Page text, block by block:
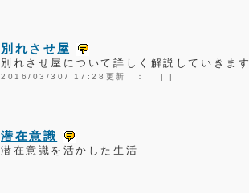
別れさせ屋
別れさせ屋について詳しく解説していきま
2016/03/30/ 17:28更新 ： | |
潜在意識
潜在意識を活かした生活